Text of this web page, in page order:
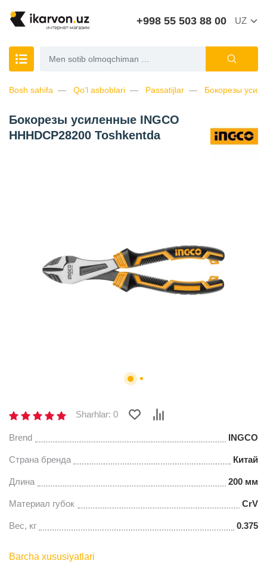
+998 55 503 88 00 UZ
Bosh sahifa Qo'l asboblari Passatijlar Бокорезы
Бокорезы усиленные INGCO
HHHDCP28200 Toshkentda
Sharhlar: 0
Brend INGCO
Страна бренда Китай
Длина 200 мм
Материал губок CrV
Вес, кг 0.375
Barcha xususiyatlari